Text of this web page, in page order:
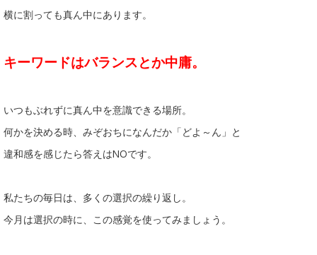
横に割っても真ん中にあります。
キーワードはバランスとか中庸。
いつもぶれずに真ん中を意識できる場所。
何かを決める時、みぞおちになんだか「どよ～ん」と
違和感を感じたら答えはNOです。
私たちの毎日は、多くの選択の繰り返し。
今月は選択の時に、この感覚を使ってみましょう。